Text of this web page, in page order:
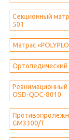
Секционный
501
Матрас
Ортопедический
Реанимационный
OSD-QDC-8010
GM3300/T